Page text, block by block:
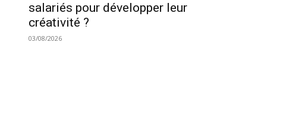
salariés pour développer leur
créativité ?
03/08/2026